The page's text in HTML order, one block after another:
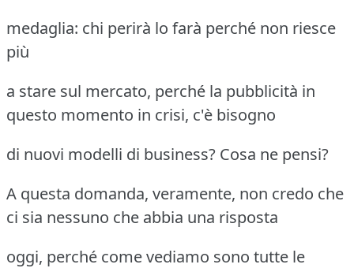
medaglia: chi perirà lo farà perché non riesce
più
a stare sul mercato, perché la pubblicità in
questo momento in crisi, c'è bisogno
di nuovi modelli di business? Cosa ne pensi?
A questa domanda, veramente, non credo che
ci sia nessuno che abbia una risposta
oggi, perché come vediamo sono tutte le